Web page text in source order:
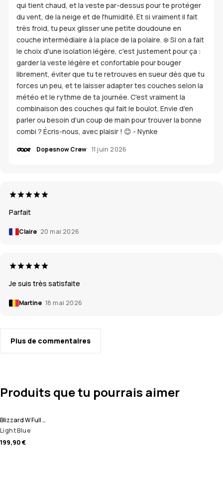
qui tient chaud, et la veste par-dessus pour te protéger
du vent, de la neige et de l'humidité. Et si vraiment il fait
très froid, tu peux glisser une petite doudoune en
couche intermédiaire à la place de la polaire. ❄️ Si on a fait
le choix d'une isolation légère, c'est justement pour ça :
garder la veste légère et confortable pour bouger
librement, éviter que tu te retrouves en sueur dès que tu
forces un peu, et te laisser adapter tes couches selon la
météo et le rythme de ta journée. C'est vraiment la
combinaison des couches qui fait le boulot. Envie d'en
parler ou besoin d'un coup de main pour trouver la bonne
combi ? Écris-nous, avec plaisir ! 😊 - Nynke
Dopesnow Crew 11 juin 2026
Parfait
Claire 20 mai 2026
Je suis très satisfaite
Martine 18 mai 2026
Plus de commentaires
Produits que tu pourrais aimer
Blizzard W Full Zip Veste Snowboard Femme
Light Blue
199,90 €